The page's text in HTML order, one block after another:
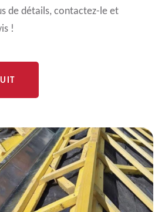
de détails, contactez-le et
!